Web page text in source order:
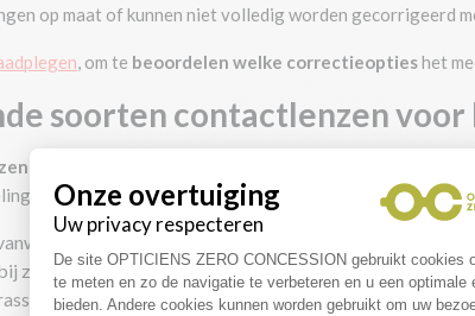
op maat of kunnen niet volledig worden gecorrigeerd
, om te beoordelen welke correctieoptieshet
soorten contactlenzen voor
voor kinderen en de keuze hangt vaak af van
van de oogarts:
hun optische precisie en
zachte lenzen, maar ze moedigen het kind bij ongemak
op het hoornvlies wordt verminderd.
Onze overtuiging
Uw privacy respecteren
Toestemmingsbeheerplatform:
De site OPTICIENS ZERO CONCESSION gebruikt cookies
te meten en zo de navigatie te verbeteren en u een optimale
bieden. Andere cookies kunnen worden gebruikt om uw